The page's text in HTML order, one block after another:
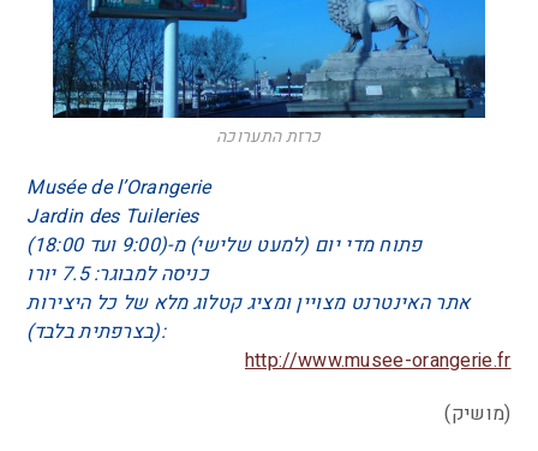
כרזת התערוכה
Musée de l’Orangerie
Jardin des Tuileries
פתוח מדי יום (למעט שלישי) מ-(9:00 ועד 18:00)
כניסה למבוגר: 7.5 יורו
אתר האינטרנט מצויין ומציג קטלוג מלא של כל היצירות
(בצרפתית בלבד):
http://www.musee-orangerie.fr
(מושיק)